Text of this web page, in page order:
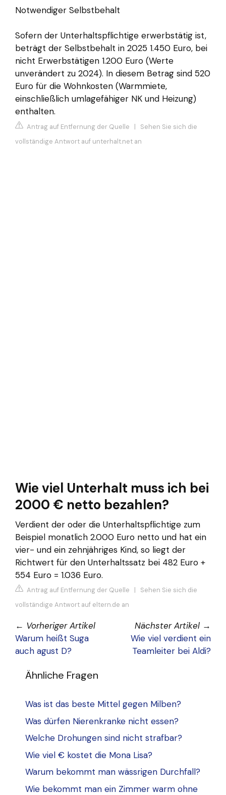
Notwendiger Selbstbehalt
Sofern der Unterhaltspflichtige erwerbstätig ist,
beträgt der Selbstbehalt in 2025 1.450 Euro, bei
nicht Erwerbstätigen 1.200 Euro (Werte
unverändert zu 2024). In diesem Betrag sind 520
Euro für die Wohnkosten (Warmmiete,
einschließlich umlagefähiger NK und Heizung)
enthalten.
Antrag auf Entfernung der Quelle | Sehen Sie sich die
vollständige Antwort auf unterhalt.net an
Wie viel Unterhalt muss ich bei
2000 € netto bezahlen?
Verdient der oder die Unterhaltspflichtige zum
Beispiel monatlich 2.000 Euro netto und hat ein
vier- und ein zehnjähriges Kind, so liegt der
Richtwert für den Unterhaltssatz bei 482 Euro +
554 Euro = 1.036 Euro.
Antrag auf Entfernung der Quelle | Sehen Sie sich die
vollständige Antwort auf eltern.de an
← Vorheriger Artikel
Warum heißt Suga
auch agust D?
Nächster Artikel →
Wie viel verdient ein
Teamleiter bei Aldi?
Ähnliche Fragen
Was ist das beste Mittel gegen Milben?
Was dürfen Nierenkranke nicht essen?
Welche Drohungen sind nicht strafbar?
Wie viel € kostet die Mona Lisa?
Warum bekommt man wässrigen Durchfall?
Wie bekommt man ein Zimmer warm ohne